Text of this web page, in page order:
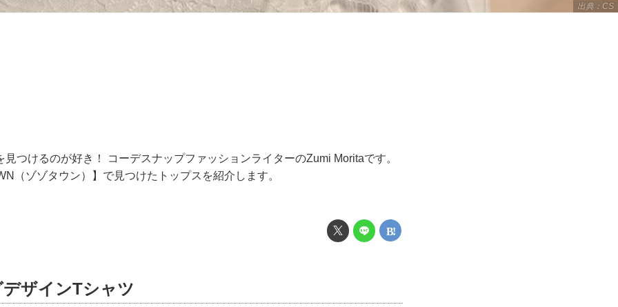
出典：CS
見つけるのが好き！ コーデスナップファッションライターのZumi Moritaです。
（ゾゾタウン）】で見つけたトップスを紹介します。
ザインTシャツ